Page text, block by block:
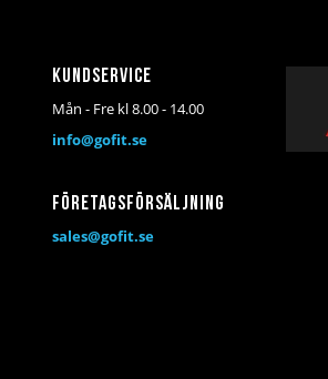
Kundservice
Mån - Fre kl 8.00 - 14.00
info@gofit.se
Företagsförsäljning
sales@gofit.se